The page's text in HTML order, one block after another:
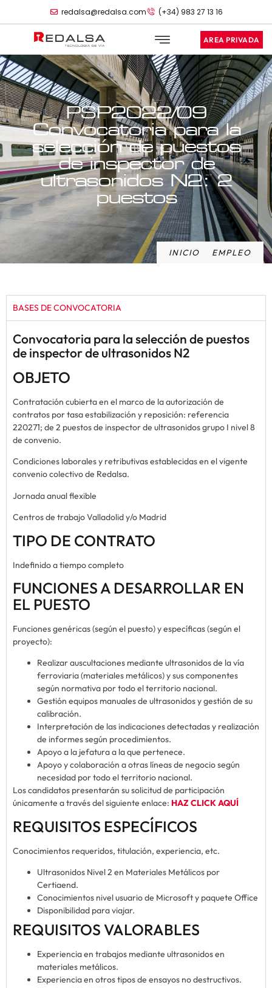
redalsa@redalsa.com (+34) 983 27 13 16
AREA PRIVADA
PSP2022/09
Convocatoria para la
selección de puestos
de inspector de
ultrasonidos N2: 2
puestos
INICIO EMPLEO
BASES DE CONVOCATORIA
Convocatoria para la selección de puestos
de inspector de ultrasonidos N2
OBJETO
Contratación cubierta en el marco de la autorización de
contratos por tasa estabilización y reposición: referencia
220271; de 2 puestos de inspector de ultrasonidos grupo I nivel 8
de convenio.
Condiciones laborales y retributivas establecidas en el vigente
convenio colectivo de Redalsa.
Jornada anual flexible
Centros de trabajo Valladolid y/o Madrid
TIPO DE CONTRATO
Indefinido a tiempo completo
FUNCIONES A DESARROLLAR EN
EL PUESTO
Funciones genéricas (según el puesto) y específicas (según el
proyecto):
Realizar auscultaciones mediante ultrasonidos de la vía
ferroviaria (materiales metálicos) y sus componentes
según normativa por todo el territorio nacional.
Gestión equipos manuales de ultrasonidos y gestión de su
calibración.
Interpretación de las indicaciones detectadas y realización
de informes según procedimientos.
Apoyo a la jefatura a la que pertenece.
Apoyo y colaboración a otras líneas de negocio según
necesidad por todo el territorio nacional.
Los candidatos presentarán su solicitud de participación
únicamente a través del siguiente enlace: HAZ CLICK AQUÍ
REQUISITOS ESPECÍFICOS
Conocimientos requeridos, titulación, experiencia, etc.
Ultrasonidos Nivel 2 en Materiales Metálicos por
Certiaend.
Conocimientos nivel usuario de Microsoft y paquete Office
Disponibilidad para viajar.
REQUISITOS VALORABLES
Experiencia en trabajos mediante ultrasonidos en
materiales metálicos.
Experiencia en otros tipos de ensayos no destructivos.